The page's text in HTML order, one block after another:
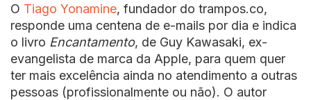
O Tiago Yonamine, fundador do trampos.co,
responde uma centena de e-mails por dia e indica
o livro Encantamento, de Guy Kawasaki, ex-
evangelista de marca da Apple, para quem quer
ter mais excelência ainda no atendimento a outras
pessoas (profissionalmente ou não). O autor